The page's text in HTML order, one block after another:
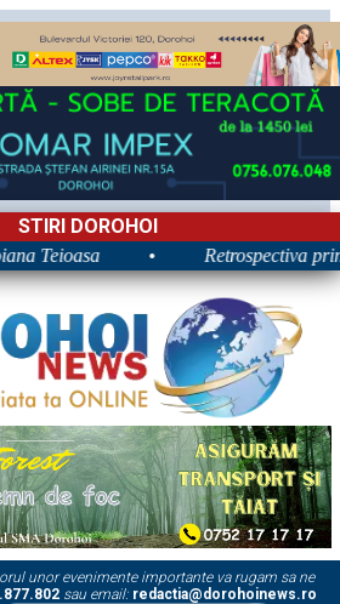
STIRI DOROHOI
Teioasa Retrospectiva
unor evenimente importante va rugam sa ne
sau email: redactia@dorohoinews.ro